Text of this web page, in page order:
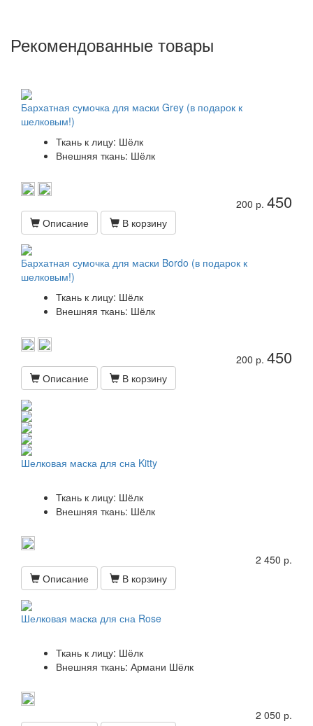
Рекомендованные товары
Бархатная сумочка для маски Grey (в подарок к
шелковым!)
Ткань к лицу: Шёлк
Внешняя ткань: Шёлк
200 р. 450
Описание В корзину
Бархатная сумочка для маски Bordo (в подарок к
шелковым!)
Ткань к лицу: Шёлк
Внешняя ткань: Шёлк
200 р. 450
Описание В корзину
Шелковая маска для сна Kitty
Ткань к лицу: Шёлк
Внешняя ткань: Шёлк
2 450 р.
Описание
В корзину
Шелковая маска для сна Rose
Ткань к лицу: Шёлк
Внешняя ткань: Армани Шёлк
2 050 р.